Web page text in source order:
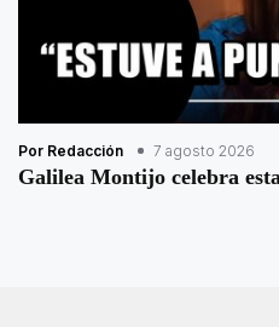
Por Redacción 7 agosto 2026
Galilea Montijo celebra